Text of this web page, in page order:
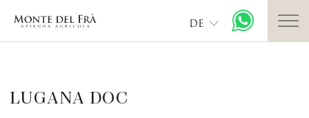
DE
LUGANA DOC